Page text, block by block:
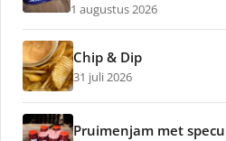
1 augustus 2026
Chip & Dip
31 juli 2026
Pruimenjam met